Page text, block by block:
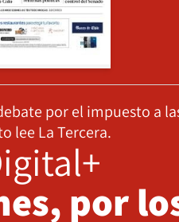
por el impuesto a
lee La Tercera.
por